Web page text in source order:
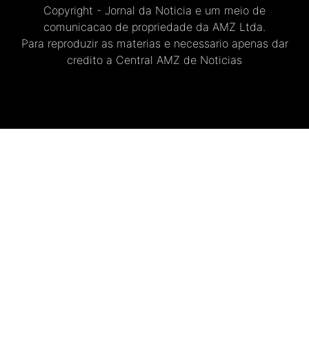
Copyright - Jornal da Noticia e um meio de
comunicacao de propriedade da AMZ Ltda.
Para reproduzir as materias e necessario apenas dar
credito a Central AMZ de Noticias